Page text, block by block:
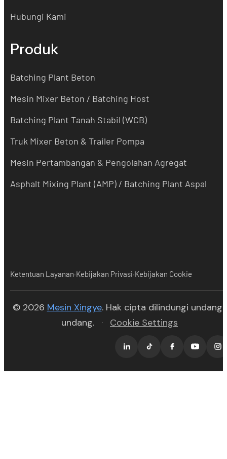
Hubungi Kami
Produk
Batching Plant Beton
Mesin Mixer Beton / Batching Host
Batching Plant Tanah Stabil (WCB)
Truk Mixer Beton & Trailer Pompa
Mesin Pertambangan & Pengolahan Agregat
Asphalt Mixing Plant (AMP) / Batching Plant Aspal
Ketentuan Layanan·Kebijakan Privasi·Kebijakan Cookie
© 2026 Mesin Xingye(opens in new tab)
. Hak cipta dilindungi undang-
undang.
· Cookie Settings